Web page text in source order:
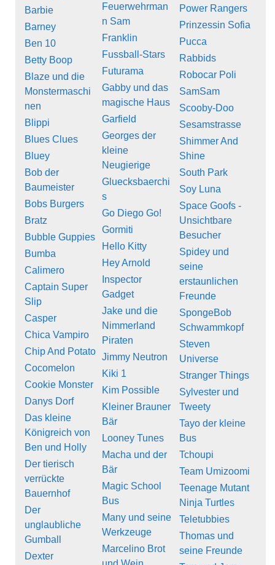
Barbie
Barney
Ben 10
Betty Boop
Blaze und die
Monstermaschi
nen
Blippi
Blues Clues
Bluey
Bob der
Baumeister
Bobs Burgers
Bratz
Bubble Guppies
Bumba
Calimero
Captain Super
Slip
Casper
Chica Vampiro
Chip And Potato
Cocomelon
Cookie Monster
Danys Dorf
Das kleine
Königreich von
Ben und Holly
Der tierisch
verrückte
Bauernhof
Der
unglaubliche
Gumball
Dexter
Feuerwehrman
n Sam
Franklin
Fussball-Stars
Futurama
Gabby und das
magische Haus
Garfield
Georges der
kleine
Neugierige
Gluecksbaerchi
s
Go Diego Go!
Gormiti
Hello Kitty
Hey Arnold
Inspector
Gadget
Jake und die
Nimmerland
Piraten
Jimmy Neutron
Kiki 1
Kim Possible
Kleiner Brauner
Bär
Looney Tunes
Macha und der
Bär
Magic School
Bus
Many und seine
Werkzeuge
Marcelino Brot
Power Rangers
Prinzessin Sofia
Pucca
Rabbids
Robocar Poli
SamSam
Scooby-Doo
Sesamstrasse
Shimmer And
Shine
South Park
Soy Luna
Space Goofs -
Unsichtbare
Besucher
Spidey und
seine
erstaunlichen
Freunde
SpongeBob
Schwammkopf
Steven
Universe
Stranger Things
Sylvester und
Tweety
Tayo der kleine
Bus
Tchoupi
Team Umizoomi
Teenage Mutant
Ninja Turtles
Teletubbies
Thomas und
seine Freunde